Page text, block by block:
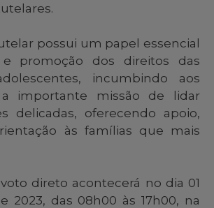
possui um papel essencial
promoção dos direitos das
incumbindo aos
a importante missão de lidar
delicadas, oferecendo apoio,
às famílias que mais
direto acontecerá no dia 01
2023, das 08h00 às 17h00, na